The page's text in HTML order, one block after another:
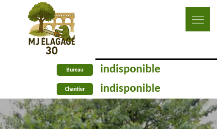
Bureau indisponible
Chantier indisponible